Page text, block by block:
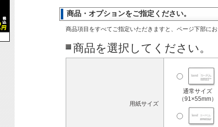
商品・オプションをご指定ください。
商品項目をすべてご指定いただきますと、ページ下部に
商品を選択してください。
用紙サイズ
通常サイズ
（91×55mm）